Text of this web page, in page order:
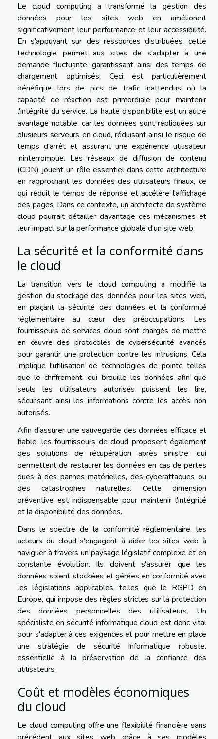
Le cloud computing a transformé la gestion des
données pour les sites web en améliorant
significativement leur performance et leur accessibilité.
En s'appuyant sur des ressources distribuées, cette
technologie permet aux sites de s'adapter à une
demande fluctuante, garantissant ainsi des temps de
chargement optimisés. Ceci est particulièrement
bénéfique lors de pics de trafic inattendus où la
capacité de réaction est primordiale pour maintenir
l'intégrité du service. La haute disponibilité est un autre
avantage notable, car les données sont répliquées sur
plusieurs serveurs en cloud, réduisant ainsi le risque de
temps d'arrêt et assurant une expérience utilisateur
ininterrompue. Les réseaux de diffusion de contenu
(CDN) jouent un rôle essentiel dans cette architecture
en rapprochant les données des utilisateurs finaux, ce
qui réduit le temps de réponse et accélère l'affichage
des pages. Dans ce contexte, un architecte de système
cloud pourrait détailler davantage ces mécanismes et
leur impact sur la performance globale d'un site web.
La sécurité et la conformité dans
le cloud
La transition vers le cloud computing a modifié la
gestion du stockage des données pour les sites web,
en plaçant la sécurité des données et la conformité
réglementaire au cœur des préoccupations. Les
fournisseurs de services cloud sont chargés de mettre
en œuvre des protocoles de cybersécurité avancés
pour garantir une protection contre les intrusions. Cela
implique l'utilisation de technologies de pointe telles
que le chiffrement, qui brouille les données afin que
seuls les utilisateurs autorisés puissent les lire,
sécurisant ainsi les informations contre les accès non
autorisés.
Afin d'assurer une sauvegarde des données efficace et
fiable, les fournisseurs de cloud proposent également
des solutions de récupération après sinistre, qui
permettent de restaurer les données en cas de pertes
dues à des pannes matérielles, des cyberattaques ou
des catastrophes naturelles. Cette dimension
préventive est indispensable pour maintenir l'intégrité
et la disponibilité des données.
Dans le spectre de la conformité réglementaire, les
acteurs du cloud s'engagent à aider les sites web à
naviguer à travers un paysage législatif complexe et en
constante évolution. Ils doivent s'assurer que les
données soient stockées et gérées en conformité avec
les législations applicables, telles que le RGPD en
Europe, qui impose des règles strictes sur la protection
des données personnelles des utilisateurs. Un
spécialiste en sécurité informatique cloud est donc vital
pour s'adapter à ces exigences et pour mettre en place
une stratégie de sécurité informatique robuste,
essentielle à la préservation de la confiance des
utilisateurs.
Coût et modèles économiques
du cloud
Le cloud computing offre une flexibilité financière sans
précédent aux sites web grâce à ses modèles